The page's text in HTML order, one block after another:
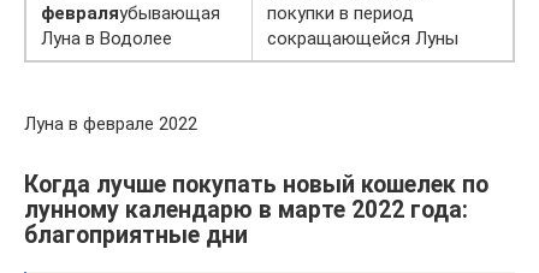
февраляубывающая
Луна в Водолее
покупки в период
сокращающейся Луны
Луна в феврале 2022
Когда лучше покупать новый кошелек по
лунному календарю в марте 2022 года:
благоприятные дни